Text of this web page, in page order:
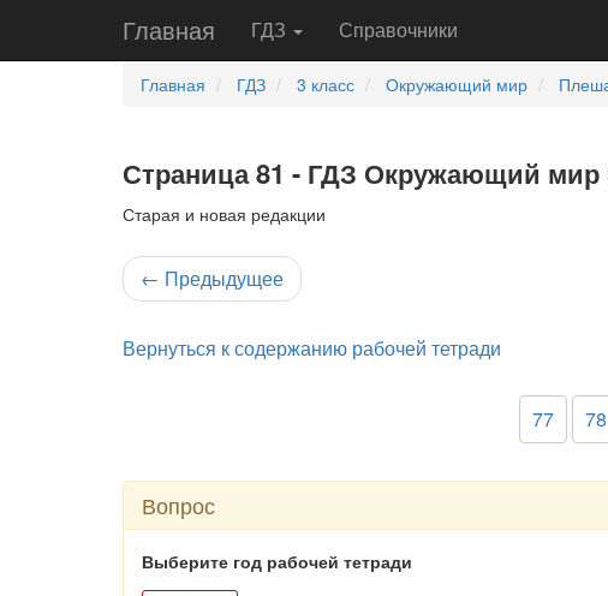
Главная ГДЗ Справочники
Главная ГДЗ 3 класс Окружающий мир
Страница 81 - ГДЗ Окружающий мир
Старая и новая редакции
← Предыдущее
Вернуться к содержанию рабочей тетради
77 78
Вопрос
Выберите год рабочей тетради